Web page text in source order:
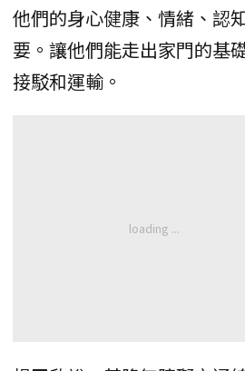
他們的身心健康、情緒、認
要。讓他們能走出家門的基
接駁和運輸。